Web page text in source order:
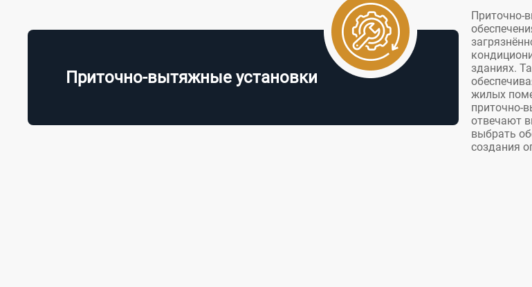
Приточно-вытяжные установки
Приточно-
зданиях.
жилых
приточно-
отвечают
выбрать
создания